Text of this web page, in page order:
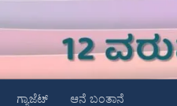
ಗ್ಯಾಜೆಟ್ ಆನೆ ಬಂತಾನೆ